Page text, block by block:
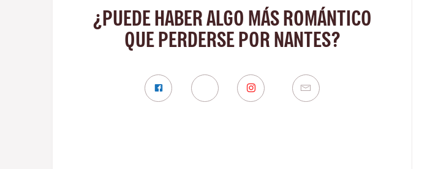
¿PUEDE HABER ALGO MÁS ROMÁNTICO
QUE PERDERSE POR NANTES?